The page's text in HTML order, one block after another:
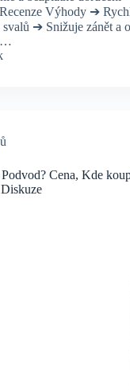
Výhody ➔
svalů ➔ Snižuje zánět a
Cena, Kde